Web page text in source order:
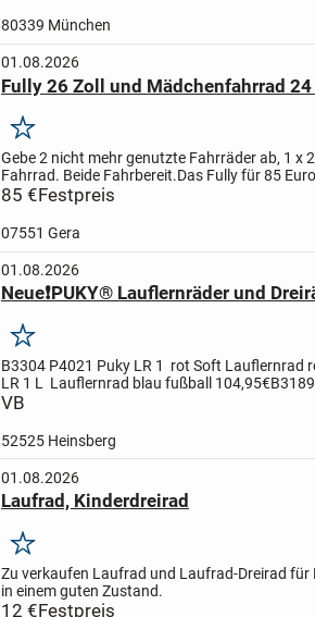
80339 München
01.08.2026
Fully 26 Zoll und Mädchenfahrrad
Merken
Gebe 2 nicht mehr genutzte Fahrräder ab, 1 x
Fahrrad. Beide Fahrbereit.Das Fully für 85
Euro.
85 €Festpreis
07551 Gera
01.08.2026
Neue❗PUKY® Lauflernräder und
Merken
B3304 P4021 Puky LR 1 rot Soft Lauflernrad
LR 1 L Lauflernrad blau fußball 104,95€B3189
Lauflernrad rot 104,95€B3494 P4066 Puky LR
VB
52525 Heinsberg
01.08.2026
Laufrad, Kinderdreirad
Merken
Zu verkaufen Laufrad und Laufrad-Dreirad für
in einem guten Zustand.
12 €Festpreis